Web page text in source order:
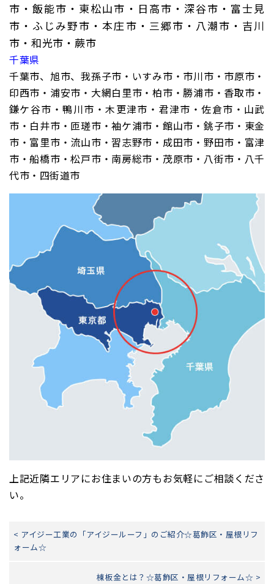
市・飯能市・東松山市・日高市・深谷市・富士見
市・ふじみ野市・本庄市・三郷市・八潮市・吉川
市・和光市・蕨市
千葉県
千葉市、旭市、我孫子市・いすみ市・市川市・市原市・
印西市・浦安市・大網白里市・柏市・勝浦市・香取市・
鎌ケ谷市・鴨川市・木更津市・君津市・佐倉市・山武
市・白井市・匝瑳市・袖ケ浦市・館山市・銚子市・東金
市・富里市・流山市・習志野市・成田市・野田市・富津
市・船橋市・松戸市・南房総市・茂原市・八街市・八千
代市・四街道市
上記近隣エリアにお住まいの方もお気軽にご相談くださ
い。
< アイジー工業の「アイジールーフ」のご紹介☆葛飾区・屋根リフ
ォーム☆
棟板金とは？☆葛飾区・屋根リフォーム☆ >